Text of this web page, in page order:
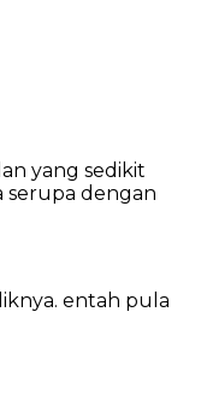
yang sedikit
serupa dengan
entah pula